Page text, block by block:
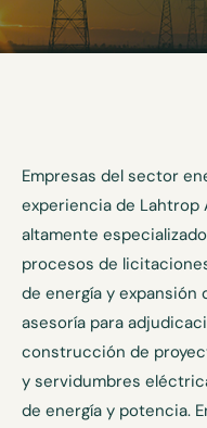
Empresas del sector
experiencia de Lahtrop
altamente
procesos de
de energía y expansión
asesoría para
construcción de
y servidumbres
de energía y potencia.